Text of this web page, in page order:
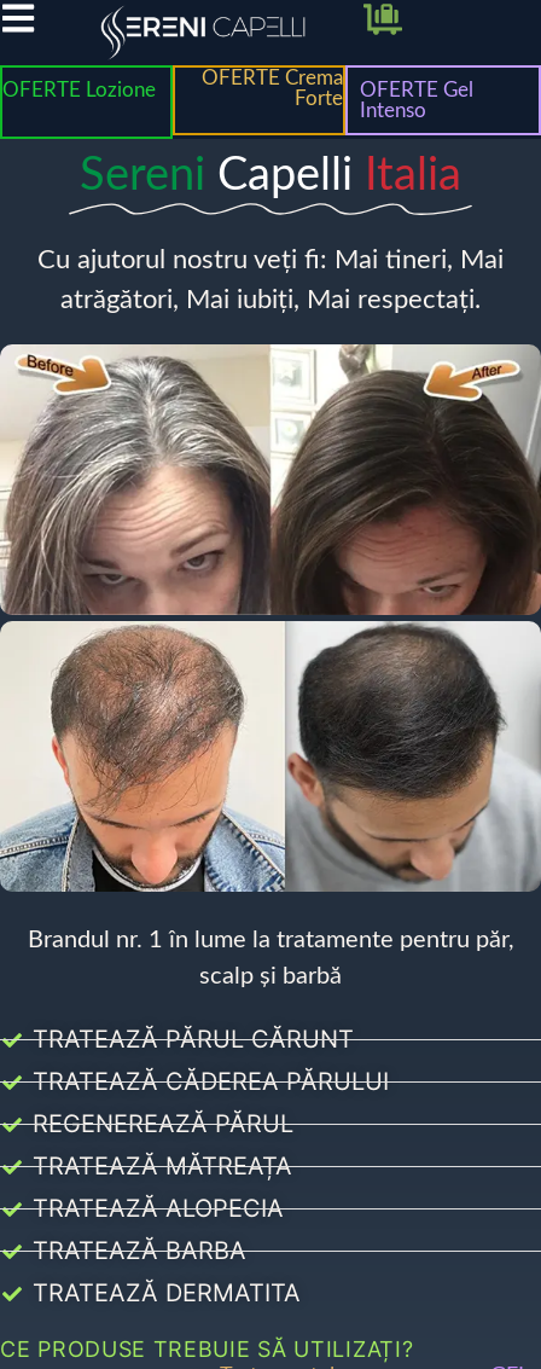
OFERTE Lozione
OFERTE Crema
Forte
OFERTE Gel
Intenso
Sereni Capelli Italia
Cu ajutorul nostru veți fi: Mai tineri, Mai
atrăgători, Mai iubiți, Mai respectați.
Brandul nr. 1 în lume la tratamente pentru păr,
scalp și barbă
TRATEAZĂ PĂRUL CĂRUNT
TRATEAZĂ CĂDEREA PĂRULUI
REGENEREAZĂ PĂRUL
TRATEAZĂ MĂTREAȚA
TRATEAZĂ ALOPECIA
TRATEAZĂ BARBA
TRATEAZĂ DERMATITA
CE PRODUSE TREBUIE SĂ UTILIZAȚI?